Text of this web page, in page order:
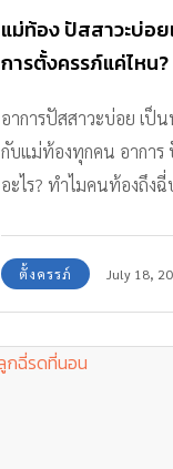
แม่ท้อง ปัสสาวะบ่อ
การตั้งครรภ์แค่ไหน?
อาการปัสสาวะบ่อย เป็
กับแม่ท้องทุกคน อาการ
อะไร? ทำไมคนท้องถึง
ตั้งครรภ์ July 18,